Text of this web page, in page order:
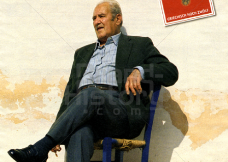
OUZO 12 OUZO 12 2003